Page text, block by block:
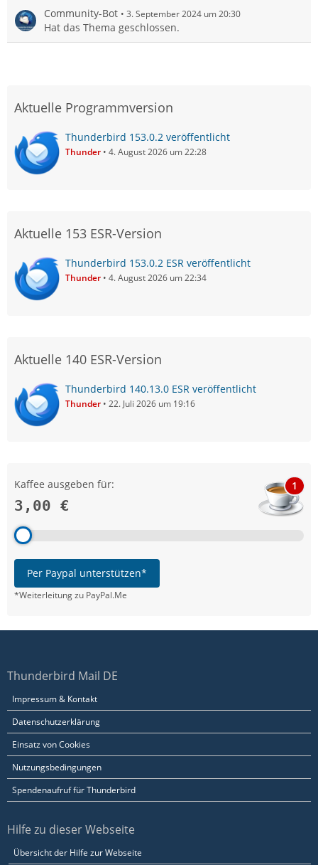
Community-Bot 3. September 2024 um 20:30
Hat das Thema geschlossen.
Aktuelle Programmversion
Thunderbird 153.0.2 veröffentlicht
Thunder 4. August 2026 um 22:28
Aktuelle 153 ESR-Version
Thunderbird 153.0.2 ESR veröffentlicht
Thunder 4. August 2026 um 22:34
Aktuelle 140 ESR-Version
Thunderbird 140.13.0 ESR veröffentlicht
Thunder 22. Juli 2026 um 19:16
Kaffee ausgeben für:
3,00 €
1
Per Paypal unterstützen*
*Weiterleitung zu PayPal.Me
Thunderbird Mail DE
Impressum & Kontakt
Datenschutzerklärung
Einsatz von Cookies
Nutzungsbedingungen
Spendenaufruf für Thunderbird
Hilfe zu dieser Webseite
Übersicht der Hilfe zur Webseite